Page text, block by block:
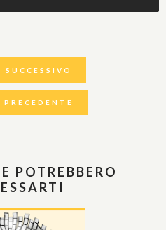
POTREBBERO